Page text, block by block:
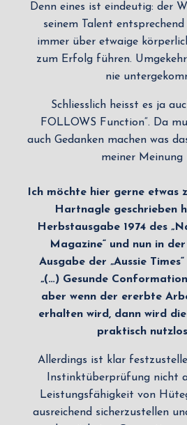
Denn eines ist eindeutig: der
seinem Talent
immer über etwaige
zum Erfolg führen.
nie
Schliesslich heisst es ja
FOLLOWS Function“. Da
auch Gedanken machen was
meiner Meinung
Ich möchte hier gerne etwas
Hartnagle geschrieben
Herbstausgabe 1974 des
Magazine“ und nun in
Ausgabe der „Aussie
„(…) Gesunde
aber wenn der ererbte
erhalten wird, dann wird die
praktisch
Allerdings ist klar
Instinktüberprüfung nicht
Leistungsfähigkeit von
ausreichend sicherzustellen